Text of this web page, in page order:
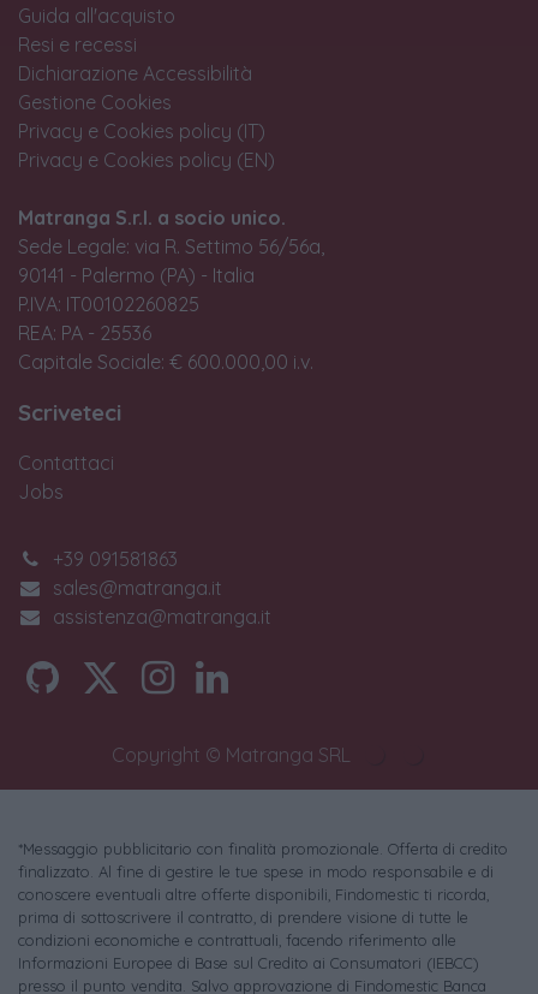
Guida all'acquisto
Resi e recessi
Dichiarazione Accessibilità
Gestione Cookies
Privacy e Cookies policy (IT)
Privacy e Cookies policy (EN)
Matranga S.r.l. a socio unico.
Sede Legale: via R. Settimo 56/56a,
90141 - Palermo (PA) - Italia
P.IVA: IT00102260825
REA: PA - 25536
Capitale Sociale: € 600.000,00 i.v.
Scriveteci
Contattaci
Jobs
+39 091581863
sales@matranga.it
assistenza@matranga.it
Copyright © Matranga SRL
*Messaggio pubblicitario con finalità promozionale. Offerta di credito
finalizzato. Al fine di gestire le tue spese in modo responsabile e di
conoscere eventuali altre offerte disponibili, Findomestic ti ricorda,
prima di sottoscrivere il contratto, di prendere visione di tutte le
condizioni economiche e contrattuali, facendo riferimento alle
Informazioni Europee di Base sul Credito ai Consumatori (IEBCC)
presso il punto vendita. Salvo approvazione di Findomestic Banca